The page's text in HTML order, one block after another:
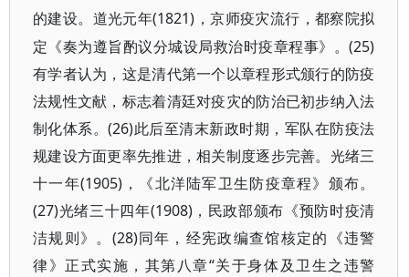
的建设。道光元年(1821)，京师疫灾流行，都察院拟
定《奏为遵旨酌议分城设局救治时疫章程事》。(25)
有学者认为，这是清代第一个以章程形式颁行的防疫
法规性文献，标志着清廷对疫灾的防治已初步纳入法
制化体系。(26)此后至清末新政时期，军队在防疫法
规建设方面更率先推进，相关制度逐步完善。光绪三
十一年(1905)，《北洋陆军卫生防疫章程》颁布。
(27)光绪三十四年(1908)，民政部颁布《预防时疫清
洁规则》。(28)同年，经宪政编查馆核定的《违警
律》正式实施，其第八章“关于身体及卫生之违警